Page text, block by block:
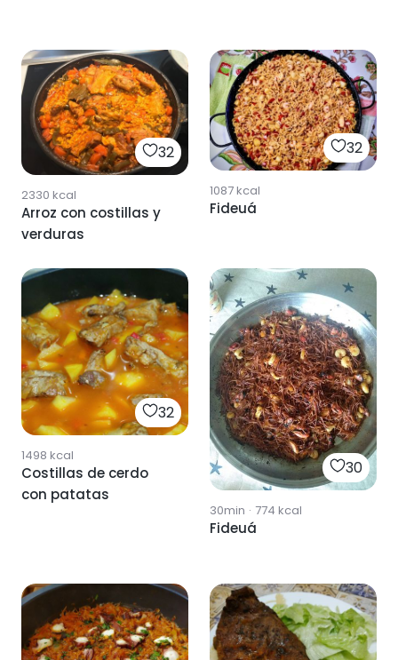
32
2330 kcal
Arroz con costillas y
verduras
32
1087kcal
Fideuá
32
1498 kcal
Costillas de cerdo
con patatas
30
30min · 774 kcal
Fideuá